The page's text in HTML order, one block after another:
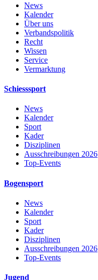
News
Kalender
Über uns
Verbandspolitik
Recht
Wissen
Service
Vermarktung
Schiesssport
News
Kalender
Sport
Kader
Disziplinen
Ausschreibungen 2026
Top-Events
Bogensport
News
Kalender
Sport
Kader
Disziplinen
Ausschreibungen 2026
Top-Events
Jugend